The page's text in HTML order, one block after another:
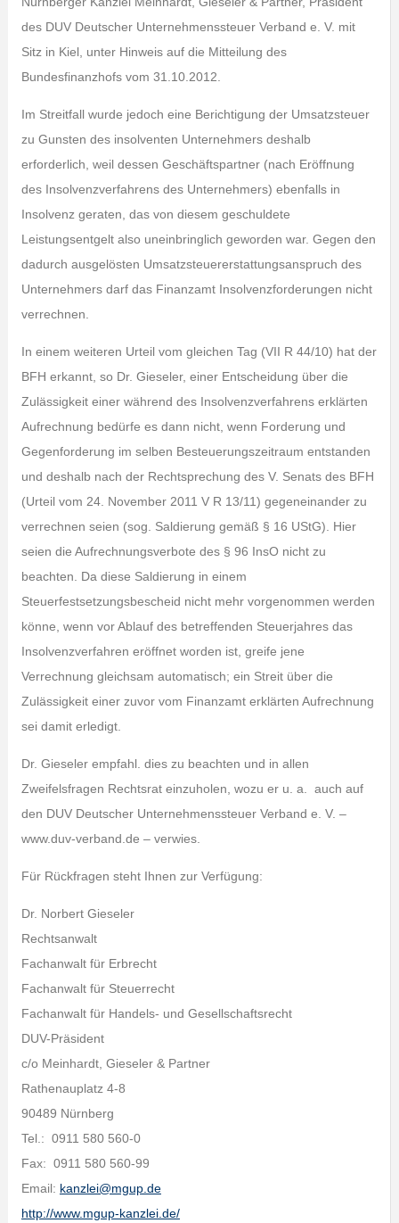
des DUV Deutscher Unternehmenssteuer Verband e. V. mit
Sitz in Kiel, unter Hinweis auf die Mitteilung des
Bundesfinanzhofs vom 31.10.2012.
Im Streitfall wurde jedoch eine Berichtigung der Umsatzsteuer
zu Gunsten des insolventen Unternehmers deshalb
erforderlich, weil dessen Geschäftspartner (nach Eröffnung
des Insolvenzverfahrens des Unternehmers) ebenfalls in
Insolvenz geraten, das von diesem geschuldete
Leistungsentgelt also uneinbringlich geworden war. Gegen den
dadurch ausgelösten Umsatzsteuererstattungsanspruch des
Unternehmers darf das Finanzamt Insolvenzforderungen nicht
verrechnen.
In einem weiteren Urteil vom gleichen Tag (VII R 44/10) hat der
BFH erkannt, so Dr. Gieseler, einer Entscheidung über die
Zulässigkeit einer während des Insolvenzverfahrens erklärten
Aufrechnung bedürfe es dann nicht, wenn Forderung und
Gegenforderung im selben Besteuerungszeitraum entstanden
und deshalb nach der Rechtsprechung des V. Senats des BFH
(Urteil vom 24. November 2011 V R 13/11) gegeneinander zu
verrechnen seien (sog. Saldierung gemäß § 16 UStG). Hier
seien die Aufrechnungsverbote des § 96 InsO nicht zu
beachten. Da diese Saldierung in einem
Steuerfestsetzungsbescheid nicht mehr vorgenommen werden
könne, wenn vor Ablauf des betreffenden Steuerjahres das
Insolvenzverfahren eröffnet worden ist, greife jene
Verrechnung gleichsam automatisch; ein Streit über die
Zulässigkeit einer zuvor vom Finanzamt erklärten Aufrechnung
sei damit erledigt.
Dr. Gieseler empfahl. dies zu beachten und in allen
Zweifelsfragen Rechtsrat einzuholen, wozu er u. a. auch auf
den DUV Deutscher Unternehmenssteuer Verband e. V. –
www.duv-verband.de – verwies.
Für Rückfragen steht Ihnen zur Verfügung:
Dr. Norbert Gieseler
Rechtsanwalt
Fachanwalt für Erbrecht
Fachanwalt für Steuerrecht
Fachanwalt für Handels- und Gesellschaftsrecht
DUV-Präsident
c/o Meinhardt, Gieseler & Partner
Rathenauplatz 4-8
90489 Nürnberg
Tel.: 0911 580 560-0
Fax: 0911 580 560-99
Email: kanzlei@mgup.de
http://www.mgup-kanzlei.de/